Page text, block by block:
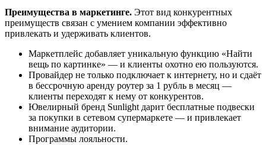
Преимущества в маркетинге. Этот вид конкурентных
преимуществ связан с умением компании эффективно
привлекать и удерживать клиентов.
Маркетплейс добавляет уникальную функцию «Найти
вещь по картинке» — и клиенты охотно ею пользуются.
Провайдер не только подключает к интернету, но и сдаёт
в бессрочную аренду роутер за 1 рубль в месяц —
клиенты переходят к нему от конкурентов.
Ювелирный бренд Sunlight дарит бесплатные подвески
за покупки в сетевом супермаркете — и привлекает
внимание аудитории.
Программы лояльности.